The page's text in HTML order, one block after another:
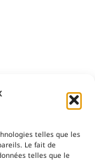
telles que les
Le fait de
telles que le